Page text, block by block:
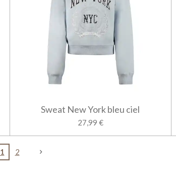
Sweat New York bleu ciel
27,99 €
1 2